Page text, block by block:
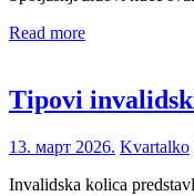
Read more
Tipovi
13. март 2026. Kvartalko
Invalidska kolica